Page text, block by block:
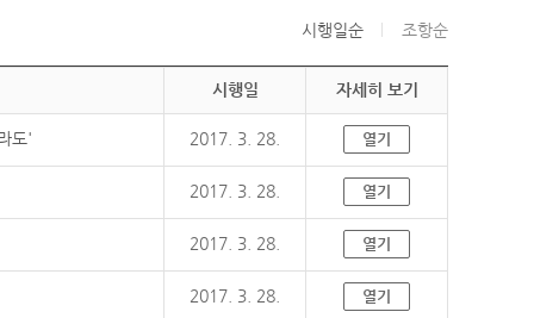
시행일순 조항순
시행일 자세히 보기
도' 2017. 3. 28. 열기
2017. 3. 28. 열기
2017. 3. 28. 열기
2017. 3. 28. 열기